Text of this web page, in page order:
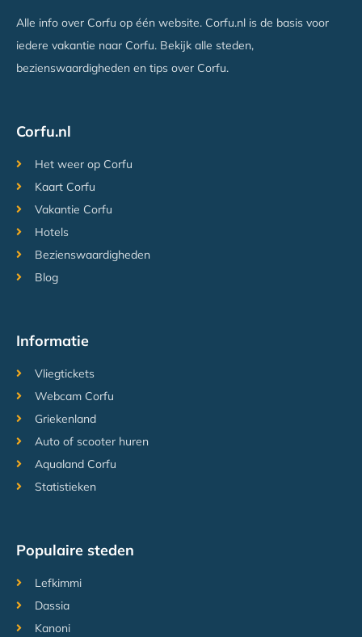
Alle info over Corfu op één website. Corfu.nl is de basis voor
iedere vakantie naar Corfu. Bekijk alle steden,
bezienswaardigheden en tips over Corfu.
Corfu.nl
Het weer op Corfu
Kaart Corfu
Vakantie Corfu
Hotels
Bezienswaardigheden
Blog
Informatie
Vliegtickets
Webcam Corfu
Griekenland
Auto of scooter huren
Aqualand Corfu
Statistieken
Populaire steden
Lefkimmi
Dassia
Kanoni